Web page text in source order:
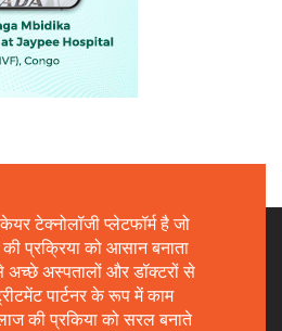
टेक्नोलॉजी प्लेटफॉर्म है जो
प्रक्रिया को आसान बनाता
अस्पतालों और डॉक्टरों से
पार्टनर के रूप में काम
की प्रकिया को सरल बनाते